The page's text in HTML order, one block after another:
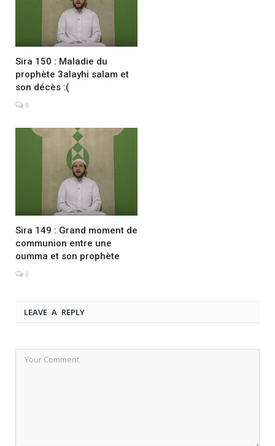
Sira 150 : Maladie du
prophète 3alayhi salam et
son décès :(
0
Sira 149 : Grand moment de
communion entre une
oumma et son prophète
0
LEAVE A REPLY